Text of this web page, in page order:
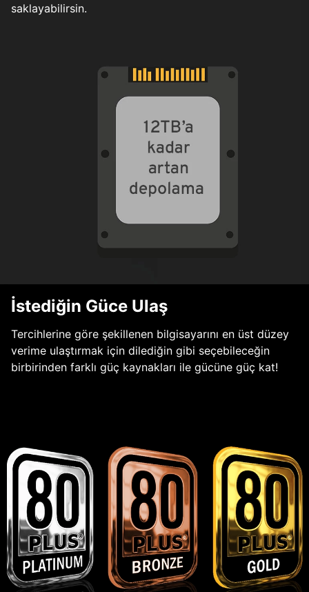
saklayabilirsin.
İstediğin Güce Ulaş
Tercihlerine göre şekillenen bilgisayarını en üst düzey
verime ulaştırmak için dilediğin gibi seçebileceğin
birbirinden farklı güç kaynakları ile gücüne güç kat!